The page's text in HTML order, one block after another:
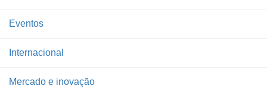
Eventos
Internacional
Mercado e inovação